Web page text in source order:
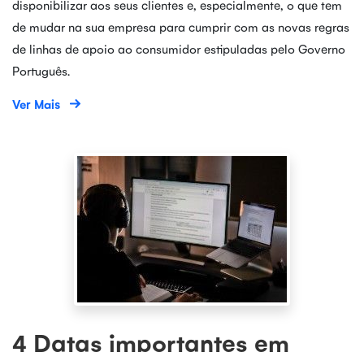
disponibilizar aos seus clientes e, especialmente, o que tem
de mudar na sua empresa para cumprir com as novas regras
de linhas de apoio ao consumidor estipuladas pelo Governo
Português.
Ver Mais
4 Datas importantes em